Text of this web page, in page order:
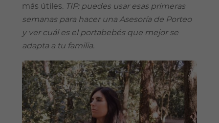
más útiles.
TIP: puedes usar esas primeras
semanas para hacer una Asesoría de Porteo
y ver cuál es el portabebés que mejor se
adapta a tu familia.